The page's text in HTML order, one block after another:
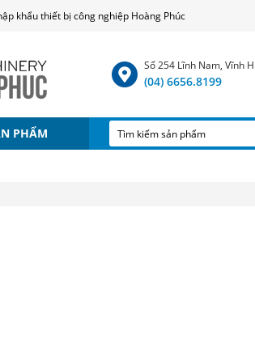
khẩu thiết bị công nghiệp Hoàng Phúc
Số 254 Lĩnh Nam, Vĩnh
(04) 6656.8199
PHẨM